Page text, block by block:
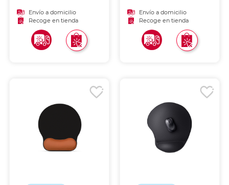
atractivo para escritorio.
Envío a domicilio
Recoge en tienda
Envío a domicilio
Recoge en tienda